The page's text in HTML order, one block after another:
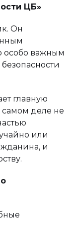
ЦБ»
Он
особо важным
главную
самом деле не
или
и